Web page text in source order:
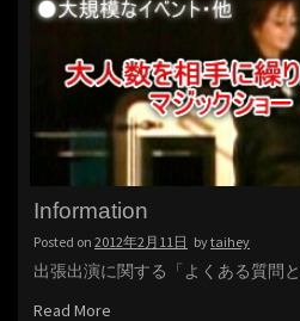
Information
Posted on 2012年2月11日 bytaihey
出張出演に関する「よくある質問
Read More